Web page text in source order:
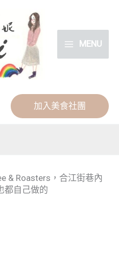
MENU
加入美食社團
& Roasters，合江街巷內
都自己做的